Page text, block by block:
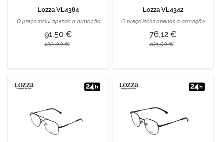
Lozza VL4384
O preço inclui apenas a armação
91,50 €
122,00 €
Lozza VL4342
O preço inclui apenas a armação
76,12 €
101,50 €